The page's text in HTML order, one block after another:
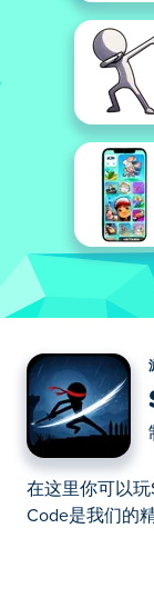
在这里你可以玩
Code是我们的